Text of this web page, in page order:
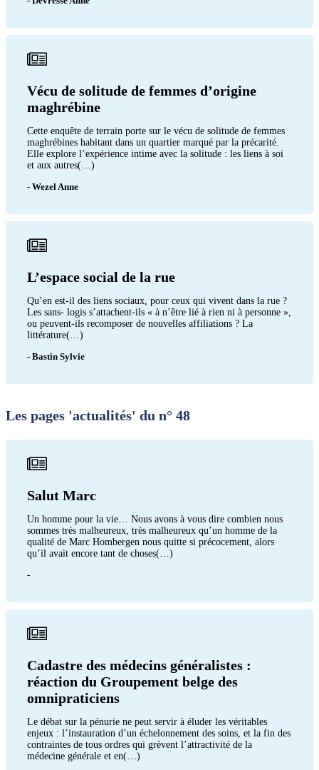
Vécu de solitude de femmes d’origine
maghrébine
Cette enquête de terrain porte sur le vécu de solitude de femmes
maghrébines habitant dans un quartier marqué par la précarité.
Elle explore l’expérience intime avec la solitude : les liens à soi
et aux autres(…)
- Wezel Anne
L’espace social de la rue
Qu’en est-il des liens sociaux, pour ceux qui vivent dans la rue ?
Les sans- logis s’attachent-ils « à n’être lié à rien ni à personne »,
ou peuvent-ils recomposer de nouvelles affiliations ? La
littérature(…)
- Bastin Sylvie
Les pages 'actualités' du n° 48
Salut Marc
Un homme pour la vie… Nous avons à vous dire combien nous
sommes très malheureux, très malheureux qu’un homme de la
qualité de Marc Hombergen nous quitte si précocement, alors
qu’il avait encore tant de choses(…)
-
Cadastre des médecins généralistes :
réaction du Groupement belge des
omnipraticiens
Le débat sur la pénurie ne peut servir à éluder les véritables
enjeux : l’instauration d’un échelonnement des soins, et la fin des
contraintes de tous ordres qui grèvent l’attractivité de la
médecine générale et en(…)